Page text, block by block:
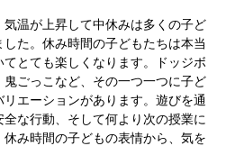
温が上昇して中休みは多くの子ど
た。休み時間の子どもたちは本当
とても楽しくなります。ドッジボ
ごっこなど、その一つ一つに子ど
エーションがあります。遊びを通
な行動、そして何より次の授業に
み時間の子どもの表情から、気を